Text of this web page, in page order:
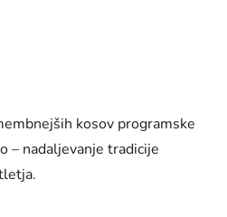
kosov programske
– nadaljevanje tradicije